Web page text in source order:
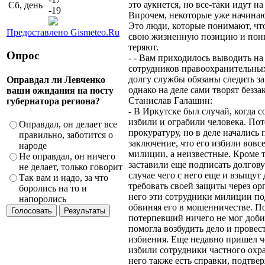
Сб, день
-19
Предоставлено Gismeteo.Ru
Опрос
Оправдал ли Левченко
ваши ожидания на посту
губернатора региона?
Оправдал, он делает все
правильно, заботится о
народе
Не оправдал, он ничего
не делает, только говорит
Так вам и надо, за что
боролись на то и
напоролись
это аукнется, но все-таки идут
Впрочем, некоторые уже
Это люди, которые понимают,
свою жизненную позицию и
теряют.
- - Вам приходилось выводить
сотрудников
долгу службы обязаны следить
однако на деле сами творят
Станислав Галашин:
- В Иркутске был случай, когда
избили и ограбили человека.
прокуратуру, но в деле
заключение, что его избили
милиции, а неизвестные. Кроме
заставили еще подписать
случае чего с него еще и взыщут
требовать своей защиты через
него эти сотрудники милиции
обвиняя его в мошенничестве.
потерпевший ничего не мог
помогла возбудить дело и
избиения. Еще недавно пришел
избили сотрудники частного
него также есть справки,